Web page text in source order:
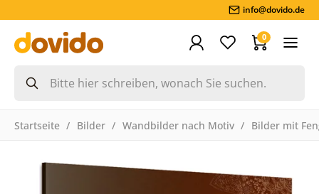
info@dovido.de
0
Startseite Bilder Wandbilder nach Motiv Bilder mit